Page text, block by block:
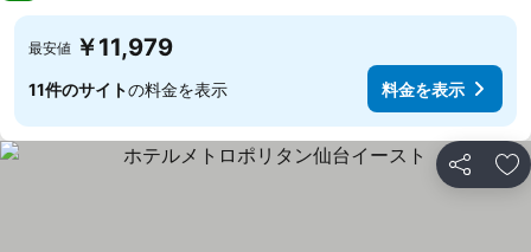
最安値 ￥11,979
11件のサイトの料金を表示 料金を表示
シェア お